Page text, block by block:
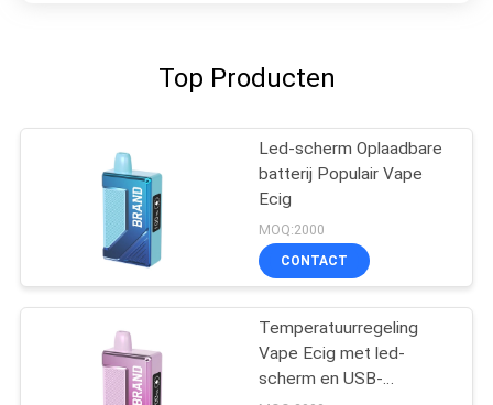
Top Producten
Led-scherm Oplaadbare
batterij Populair Vape
Ecig
MOQ:2000
CONTACT
Temperatuurregeling
Vape Ecig met led-
scherm en USB-